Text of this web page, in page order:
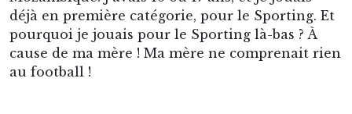
déjà en première catégorie, pour le Sporting. Et
pourquoi je jouais pour le Sporting là-bas ? À
cause de ma mère ! Ma mère ne comprenait rien
au football !